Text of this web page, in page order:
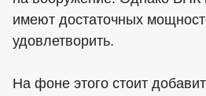
имеют достаточных
удовлетворить.
На фоне этого стоит